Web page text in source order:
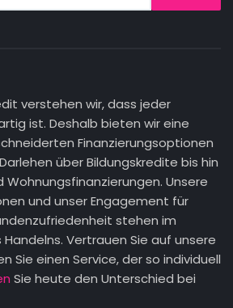
verstehen wir, dass jeder
ist. Deshalb bieten wir eine
Finanzierungsoptionen
über Bildungskredite bis hin
Wohnungsfinanzierungen. Unsere
und unser Engagement für
stehen im
Vertrauen Sie auf unsere
Sie einen Service, der so individuell
Sie heute den Unterschied bei